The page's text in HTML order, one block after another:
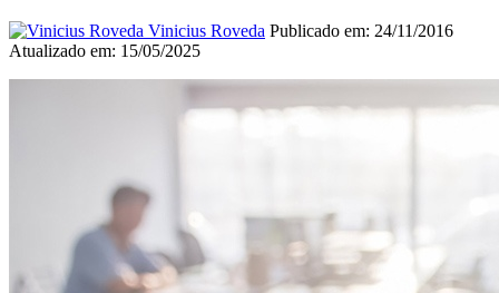
Vinicius Roveda Publicado em: 24/11/2016
Atualizado em: 15/05/2025